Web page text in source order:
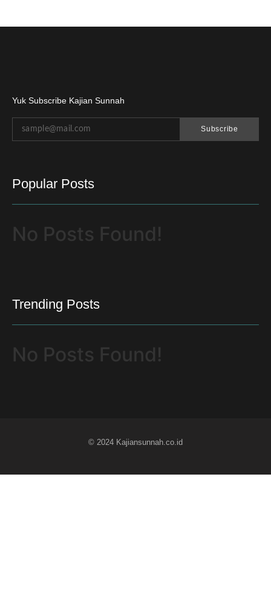
Yuk Subscribe Kajian Sunnah
Subscribe
Popular Posts
No Posts Found!
Trending Posts
No Posts Found!
© 2024 Kajiansunnah.co.id